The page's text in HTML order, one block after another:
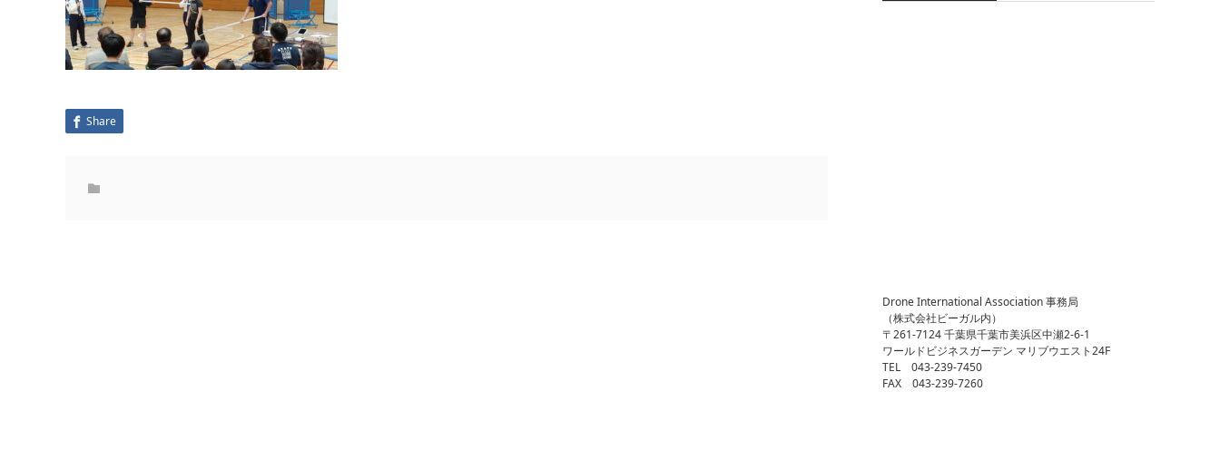
Share
Drone International Association 事務局
（株式会社ビーガル内）
〒261-7124 千葉県千葉市美浜区中瀬2-6-1
ワールドビジネスガーデン マリブウエスト24F
TEL 043-239-7450
FAX 043-239-7260